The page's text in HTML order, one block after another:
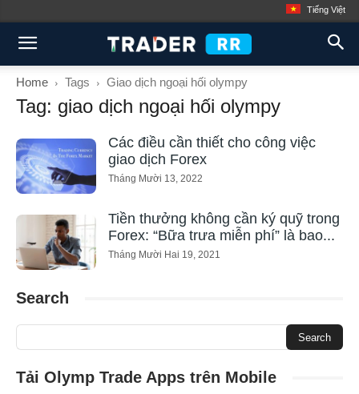
Tiếng Việt
Home Tags Giao dịch ngoại hối olympy
Tag: giao dịch ngoại hối olympy
Các điều cần thiết cho công việc
giao dịch Forex
Tháng Mười 13, 2022
Tiền thưởng không cần ký quỹ trong
Forex: “Bữa trưa miễn phí” là bao...
Tháng Mười Hai 19, 2021
Search
Tải Olymp Trade Apps trên Mobile